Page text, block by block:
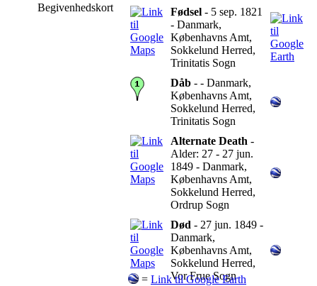
Begivenhedskort Fødsel - 5 sep. 1821
- Danmark,
Københavns Amt,
Sokkelund Herred,
Trinitatis Sogn
Dåb - - Danmark,
Københavns Amt,
Sokkelund Herred,
Trinitatis Sogn
Alternate Death -
Alder: 27 - 27 jun.
1849 - Danmark,
Københavns Amt,
Sokkelund Herred,
Ordrup Sogn
Død - 27 jun. 1849 -
Danmark,
Københavns Amt,
Sokkelund Herred,
Vor Frue Sogn
= Link til Google Earth